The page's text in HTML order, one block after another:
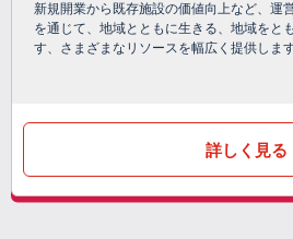
新規開業から既存施設の価値向上など、運
を通じて、地域とともに生きる、地域をと
す、さまざまなリソースを幅広く提供します
詳しく見る